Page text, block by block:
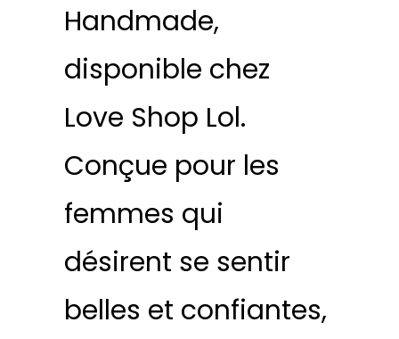
Handmade,
disponible chez
Love Shop Lol.
Conçue pour les
femmes qui
désirent se sentir
belles et confiantes,